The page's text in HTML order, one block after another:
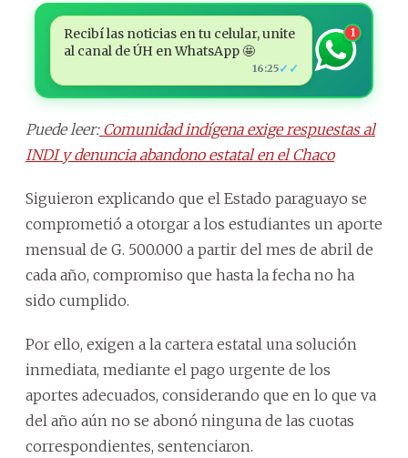
Recibí las noticias en tu celular, unite
al canal de ÚH en WhatsApp 🤩
16:25✓✓
1
Puede leer:Comunidad indígena exige respuestas al
INDI y denuncia abandono estatal en el Chaco
Siguieron explicando que el Estado paraguayo se
comprometió a otorgar a los estudiantes un aporte
mensual de G. 500.000 a partir del mes de abril de
cada año, compromiso que hasta la fecha no ha
sido cumplido.
Por ello, exigen a la cartera estatal una solución
inmediata, mediante el pago urgente de los
aportes adecuados, considerando que en lo que va
del año aún no se abonó ninguna de las cuotas
correspondientes, sentenciaron.